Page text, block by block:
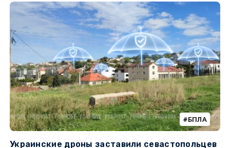
БПЛА
Украинские дроны заставили севастопольцев